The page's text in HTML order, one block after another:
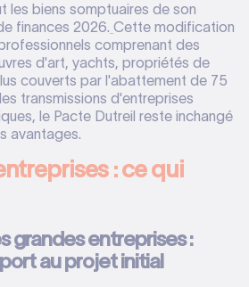
les biens somptuaires de son
finances 2026. Cette modification
comprenant des
d'art, yachts, propriétés de
couverts par l'abattement de 75
transmissions d'entreprises
le Pacte Dutreil reste inchangé
avantages.
: ce qui
grandes entreprises :
au projet initial